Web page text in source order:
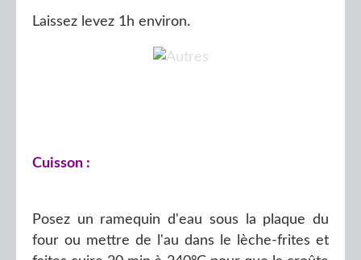
Laissez levez 1h environ.
Cuisson :
Posez un ramequin d'eau sous la plaque du
four ou mettre de l'au dans le lèche-frites et